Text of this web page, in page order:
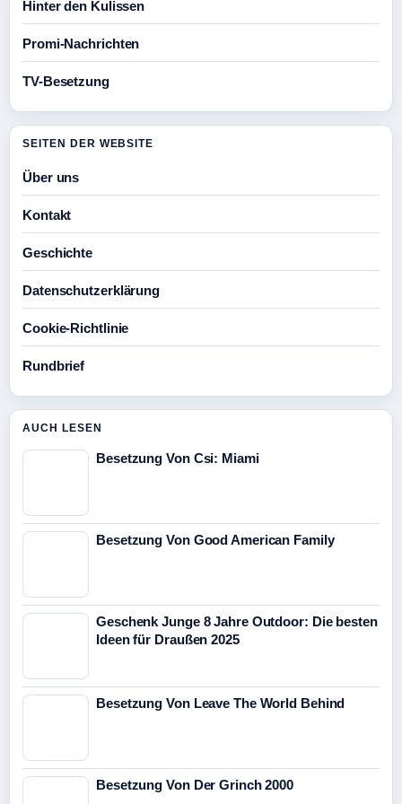
Hinter den Kulissen
Promi-Nachrichten
TV-Besetzung
SEITEN DER WEBSITE
Über uns
Kontakt
Geschichte
Datenschutzerklärung
Cookie-Richtlinie
Rundbrief
AUCH LESEN
Besetzung Von Csi: Miami
Besetzung Von Good American Family
Geschenk Junge 8 Jahre Outdoor: Die besten
Ideen für Draußen 2025
Besetzung Von Leave The World Behind
Besetzung Von Der Grinch 2000